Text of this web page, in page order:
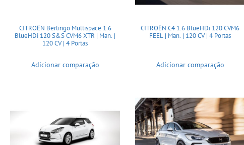
CITROËN Berlingo Multispace 1.6
BlueHDi 120 S&S CVM6 XTR | Man. |
120 CV | 4 Portas
Adicionar comparação
CITROËN C4 1.6 BlueHDi 120 CVM6
FEEL | Man. | 120 CV | 4 Portas
Adicionar comparação